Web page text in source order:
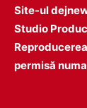
Site-ul
Studio
permisă